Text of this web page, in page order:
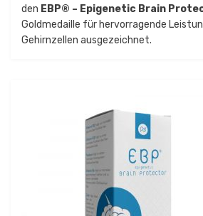
den EBP® – Epigenetic Brain
Goldmedaille für hervorragende
Gehirnzellen ausgezeichnet.